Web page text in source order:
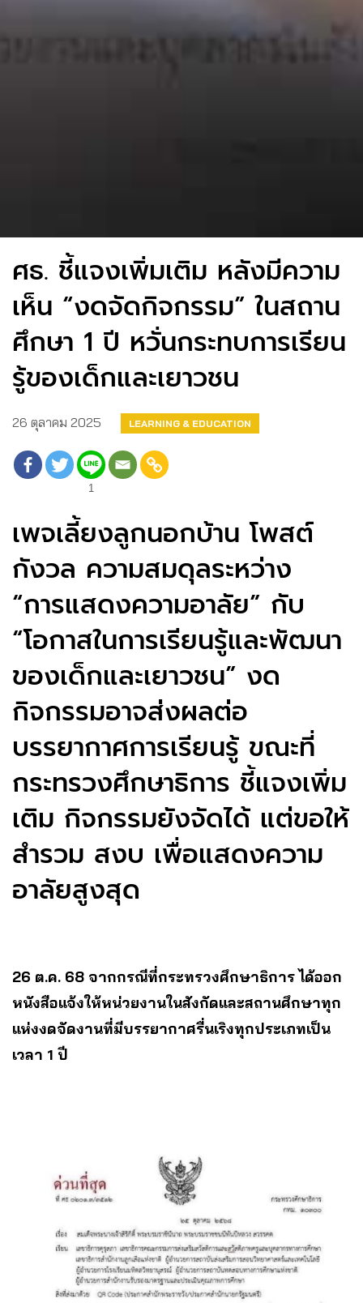
ศธ. ชี้แจงเพิ่มเติม หลังมีความ
เห็น “งดจัดกิจกรรม” ในสถาน
ศึกษา 1 ปี หวั่นกระทบการเรียน
รู้ของเด็กและเยาวชน
26 ตุลาคม 2025 LEARNING & EDUCATION
1
เพจเลี้ยงลูกนอกบ้าน โพสต์
กังวล ความสมดุลระหว่าง
“การแสดงความอาลัย” กับ
“โอกาสในการเรียนรู้และพัฒนา
ของเด็กและเยาวชน” งด
กิจกรรมอาจส่งผลต่อ
บรรยากาศการเรียนรู้ ขณะที่
กระทรวงศึกษาธิการ ชี้แจงเพิ่ม
เติม กิจกรรมยังจัดได้ แต่ขอให้
สำรวม สงบ เพื่อแสดงความ
อาลัยสูงสุด
26 ต.ค. 68 จากกรณีที่กระทรวงศึกษาธิการ ได้ออก
หนังสือแจ้งให้หน่วยงานในสังกัดและสถานศึกษาทุก
แห่งงดจัดงานที่มีบรรยากาศรื่นเริงทุกประเภทเป็น
เวลา 1 ปี